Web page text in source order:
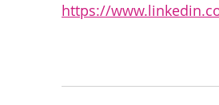
https://